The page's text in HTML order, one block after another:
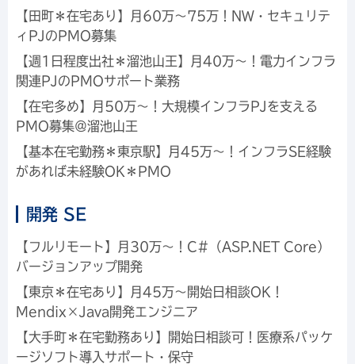
【田町＊在宅あり】月60万～75万！NW・セキュリテ
ィPJのPMO募集
【週1日程度出社＊溜池山王】月40万～！電力インフラ
関連PJのPMOサポート業務
【在宅多め】月50万～！大規模インフラPJを支える
PMO募集＠溜池山王
【基本在宅勤務＊東京駅】月45万～！インフラSE経験
があれば未経験OK＊PMO
開発 SE
【フルリモート】月30万～！C#（ASP.NET Core）
バージョンアップ開発
【東京＊在宅あり】月45万～開始日相談OK！
Mendix×Java開発エンジニア
【大手町＊在宅勤務あり】開始日相談可！医療系パッケ
ージソフト導入サポート・保守